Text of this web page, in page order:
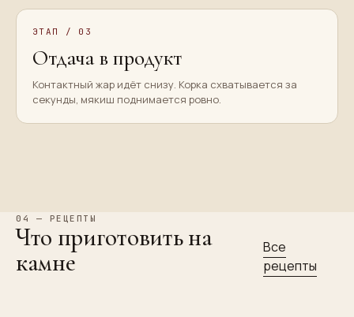
ЭТАП / 03
Отдача в продукт
Контактный жар идёт снизу. Корка схватывается за
секунды, мякиш поднимается ровно.
04 — РЕЦЕПТЫ
Что приготовить на
камне
Все
рецепты